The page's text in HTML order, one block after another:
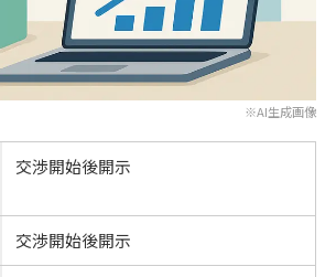
※AI生成画像
交渉開始後開示
交渉開始後開示